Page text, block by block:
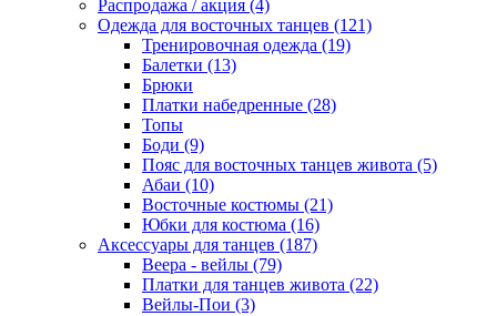
Распродажа / акция (4)
Одежда для восточных танцев (121)
Тренировочная одежда (19)
Балетки (13)
Брюки
Платки набедренные (28)
Топы
Боди (9)
Пояс для восточных танцев живота (5)
Абаи (10)
Восточные костюмы (21)
Юбки для костюма (16)
Аксессуары для танцев (187)
Веера - вейлы (79)
Платки для танцев живота (22)
Вейлы-Пои (3)